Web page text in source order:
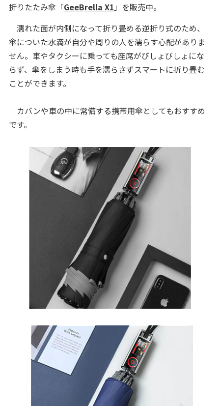
折りたたみ傘「GeeBrella X1 」を販売中。
濡れた面が内側になって折り畳める逆折り式のため、
傘についた水滴が自分や周りの人を濡らす心配がありま
せん。車やタクシーに乗っても座席がびしょびしょにな
らず、傘をしまう時も手を濡らさずスマートに折り畳む
ことができます。
カバンや車の中に常備する携帯用傘としてもおすすめ
です。